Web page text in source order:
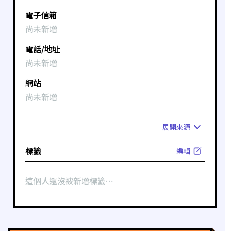
電子信箱
尚未新增
電話/地址
尚未新增
網站
尚未新增
展開來源
標籤 編輯
這個人還沒被新增標籤⋯